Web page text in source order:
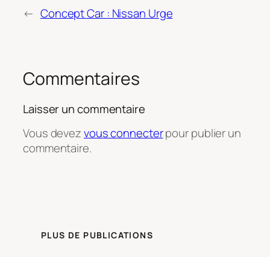
← Concept Car : Nissan Urge
Commentaires
Laisser un commentaire
Vous devezvous connecterpour publier un
commentaire.
PLUS DE PUBLICATIONS